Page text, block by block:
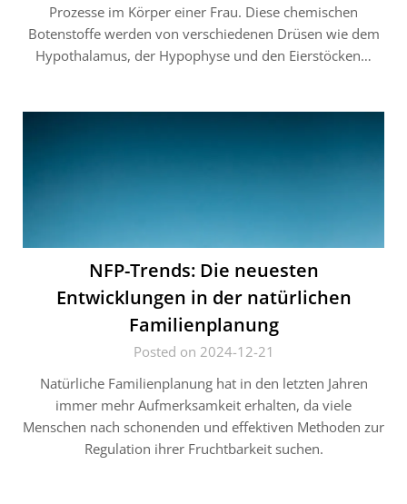
Prozesse im Körper einer Frau. Diese chemischen
Botenstoffe werden von verschiedenen Drüsen wie dem
Hypothalamus, der Hypophyse und den Eierstöcken…
NFP-Trends: Die neuesten
Entwicklungen in der natürlichen
Familienplanung
Posted on 2024-12-21
Natürliche Familienplanung hat in den letzten Jahren
immer mehr Aufmerksamkeit erhalten, da viele
Menschen nach schonenden und effektiven Methoden zur
Regulation ihrer Fruchtbarkeit suchen.